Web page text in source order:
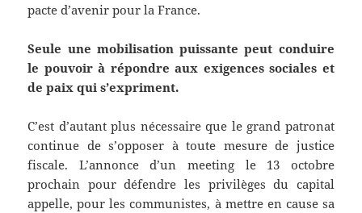
pacte d’avenir pour la France.
Seule une mobilisation puissante peut conduire
le pouvoir à répondre aux exigences sociales et
de paix qui s’expriment.
C’est d’autant plus nécessaire que le grand patronat
continue de s’opposer à toute mesure de justice
fiscale. L’annonce d’un meeting le 13 octobre
prochain pour défendre les privilèges du capital
appelle, pour les communistes, à mettre en cause sa